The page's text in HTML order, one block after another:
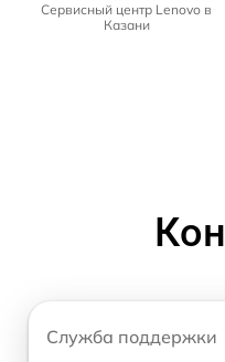
Сервисный центр Lenovo в
Казани
Служба поддержки